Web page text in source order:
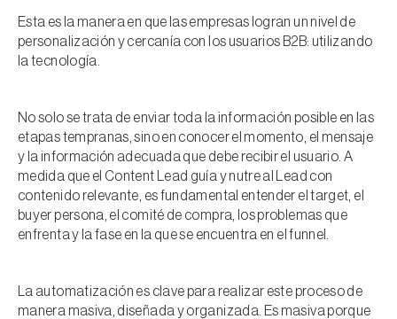
Esta es la manera en que las empresas logran un nivel de
personalización y cercanía con los usuarios B2B: utilizando
la tecnología.
No solo se trata de enviar toda la información posible en las
etapas tempranas, sino en conocer el momento, el mensaje
y la información adecuada que debe recibir el usuario. A
medida que el Content Lead guía y nutre al Lead con
contenido relevante, es fundamental entender el target, el
buyer persona, el comité de compra, los problemas que
enfrenta y la fase en la que se encuentra en el funnel.
La automatización es clave para realizar este proceso de
manera masiva, diseñada y organizada. Es masiva porque